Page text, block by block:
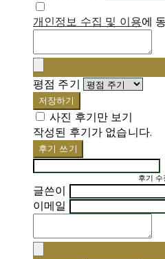
개인정보 수집 및 이용에
평점 주기
저장하기
사진 후기만 보기
작성된 후기가 없습니다.
후기 쓰기
후기 수
글쓴이
이메일